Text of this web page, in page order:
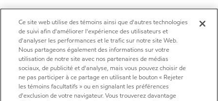
Ce site web utilise des témoins ainsi que d'autres technologies
de suivi afin d'améliorer l'expérience des utilisateurs et
d'analyser les performances et le trafic sur notre site Web.
Nous partageons également des informations sur votre
utilisation de notre site avec nos partenaires de médias
sociaux, de publicité et d'analyse, mais vous pouvez choisir de
ne pas participer à ce partage en utilisant le bouton « Rejeter
les témoins facultatifs » ou en signalant les préférences
d'exclusion de votre navigateur. Vous trouverez davantage